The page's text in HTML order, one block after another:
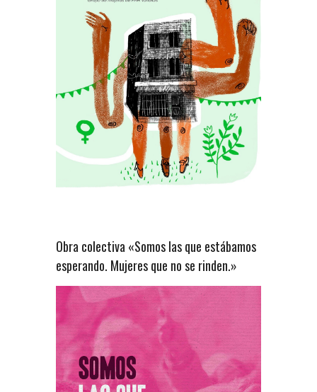
Obra colectiva «Somos las que estábamos
esperando. Mujeres que no se rinden.»